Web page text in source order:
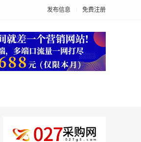
发布信息 免费注册